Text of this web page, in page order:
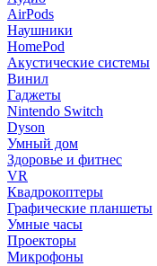
AirPods
Наушники
HomePod
Акустические системы
Винил
Гаджеты
Nintendo Switch
Dyson
Умный дом
Здоровье и фитнес
VR
Квадрокоптеры
Графические планшеты
Умные часы
Проекторы
Микрофоны